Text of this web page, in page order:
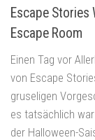
Escape
Escape Room
Einen Tag vor
von Escape
gruseligen
es tatsächlich
der Halloween-